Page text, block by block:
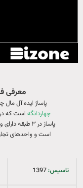
معرفی
پاساژ ایده آل مال
چهاردانگهاست که در
پاساژ در ۳ طبقه
است و واحدهای تجاری
تاسیس:‌1397